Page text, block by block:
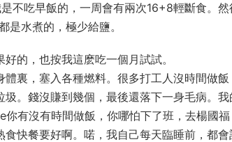
不吃早飯的，一周會有兩次16+8輕斷食。然
水煮的，極少給鹽。
的，也按我這麽吃一個月試試。
裏，塞入各種燃料。很多打工人沒時間做飯
。錢沒賺到幾個，最後還落下一身毛病。我
有沒有時間做飯，你哪怕下了班，去楊國福
快餐要好啊。喏，我自己每天臨睡前，都會